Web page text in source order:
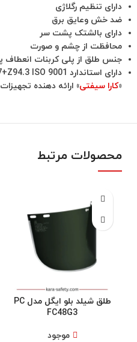
دارای تنظیم رگلاژی
ضد خش وعایق برق
دارای بالشتک پشت سر
محافظت از چشم و صورت
جنس طلق از پلی کربنات انعطاف
دارای استاندارد ANSI Z87+Z94.3 ISO 9001
«کارا سیفتی» ارائه دهنده
محصولات مرتبط
طلق شیلد بلو ایگل مدل PC
FC48G3
موجود